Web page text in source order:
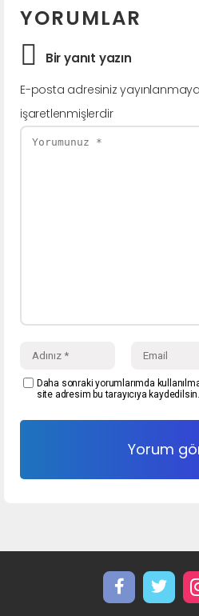
YORUMLAR
Bir yanıt yazın
E-posta adresiniz
işaretlenmişlerdir
Daha sonraki yorumlarımda
site adresim bu tarayıcıya kaydedilsin.